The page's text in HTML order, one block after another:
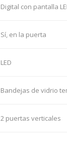
Digital con pantalla
Sí, en la puerta
LED
Bandejas de vidrio
2 puertas verticales